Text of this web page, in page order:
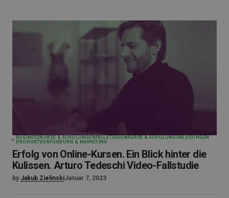
BUSINESS KURSE & SCHULUNGEN FALLSTUDIEN KURSE & SCHULUNGEN
LÖSUNGEN
PRODUKTVORFÜHRUNG & MARKETING
Erfolg von Online-Kursen. Ein Blick hinter die
Kulissen. Arturo Tedeschi Video-Fallstudie
by Jakub ZielinskiJanuar 7, 2023